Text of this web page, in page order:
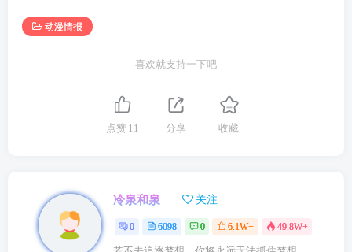
动漫情报
喜欢就支持一下吧
点赞 11 分享 收藏
冷泉和泉 关注
0 6098 0 6.1W+ 49.8W+